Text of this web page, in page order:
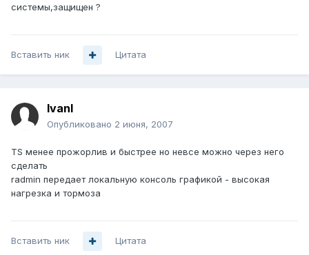
системы,защищен ?
Вставить ник Цитата
IvanI
Опубликовано 2 июня, 2007
TS менее прожорлив и быстрее но невсе можно через него
сделать
radmin передает локальную консоль графикой - высокая
нагрезка и тормоза
Вставить ник Цитата